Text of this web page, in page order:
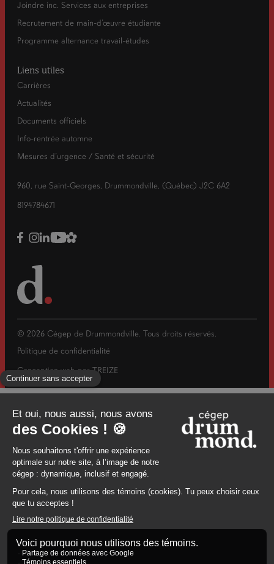
Joindre inc. Services aux entreprises
Recrutement de main-d’œuvre étudiante
Programme alternance travail-études
Liens utiles
Carrières
Actualités
Documents officiels
Info-rentrée automne
Mesures d’urgence / Santé et sécurité
960, rue Saint-Georges, Drummondville, (Québec) J2C 6A2
8194784671
© 2026 Cégep de Drummondville. Tous droits réservés.
Politique de confidentialité
Conception web parTREIZE